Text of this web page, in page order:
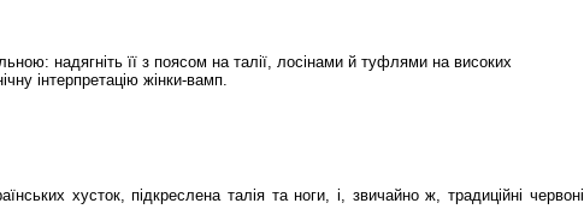
надягніть її з поясом на талії, лосінами й туфлями на високих
інтерпретацію жінки-вамп.
хусток, підкреслена талія та ноги, і, звичайно ж, традиційні червоні